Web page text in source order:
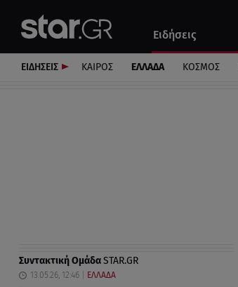
Ειδήσεις
Αυτοκίνητο
ΕΙΔΗΣΕΙΣ ΚΑΙΡΟΣ ΕΛΛΑΔΑ ΚΟΣΜΟΣ
Συντακτική ΟμάδαSTAR.GR
13.05.26, 12:46 ΕΛΛΑΔΑ